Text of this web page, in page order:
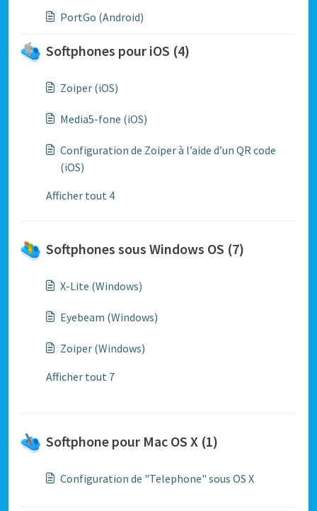
PortGo (Android)
Softphones pour iOS (4)
Zoiper (iOS)
Media5-fone (iOS)
Configuration de Zoiper à l’aide d’un QR code
(iOS)
Afficher tout 4
Softphones sous Windows OS (7)
X-Lite (Windows)
Eyebeam (Windows)
Zoiper (Windows)
Afficher tout 7
Softphone pour Mac OS X (1)
Configuration de "Telephone" sous OS X